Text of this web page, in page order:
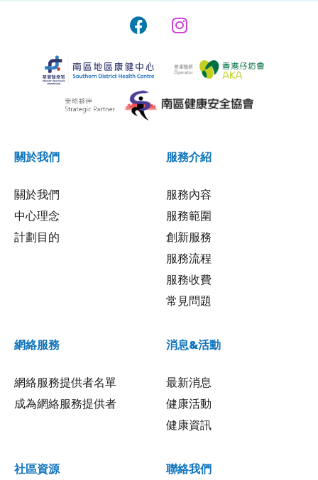
關於我們
關於我們
中心理念
計劃目的
服務介紹
服務內容
服務範圍
創新服務
服務流程
服務收費
常見問題
網絡服務
網絡服務提供者名單
成為網絡服務提供者
消息&活動
最新消息
健康活動
健康資訊
社區資源 聯絡我們